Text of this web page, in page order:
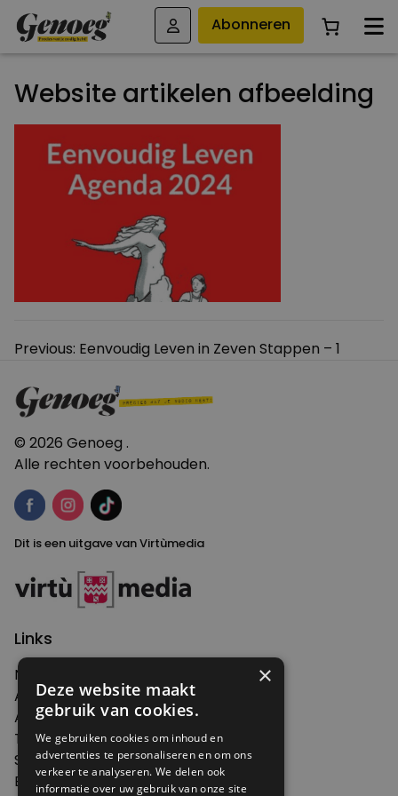
Abonneren
Website artikelen afbeelding
Bericht
Previous: Eenvoudig Leven in Zeven Stappen – 1
© 2026 Genoeg .
Alle rechten voorbehouden.
Dit is een uitgave van Virtùmedia
Links
Nieuws
Artikelen
Agenda
Thema's
Shop
Edities
×
Deze website maakt
gebruik van cookies.
We gebruiken cookies om inhoud en
advertenties te personaliseren en om ons
verkeer te analyseren. We delen ook
informatie over uw gebruik van onze site